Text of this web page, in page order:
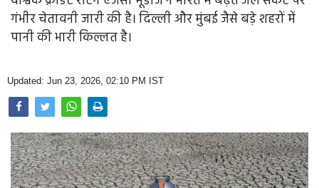
Farm & Food
Health & Lifestyle
Home
गंभीर चेतावनी जारी की है। दिल्ली और मुंबई जैसे बड़े शहरों में
पानी की भारी किल्लत है।
Updated: Jun 23, 2026, 02:10 PM IST